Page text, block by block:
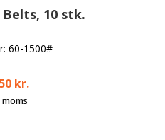
Belts, 10 stk.
60-1500#
kr.